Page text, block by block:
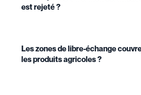
est rejeté ?
Les zones de libre-échange
les produits agricoles ?